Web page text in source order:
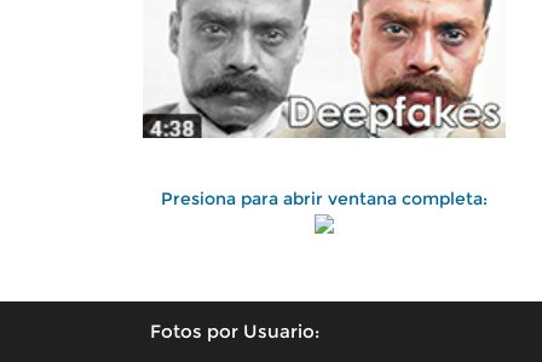
Presiona para abrir ventana completa:
Fotos por Usuario: